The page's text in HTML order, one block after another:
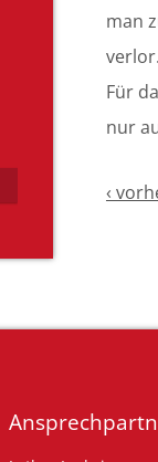
man
verlor.
Für
nur
‹